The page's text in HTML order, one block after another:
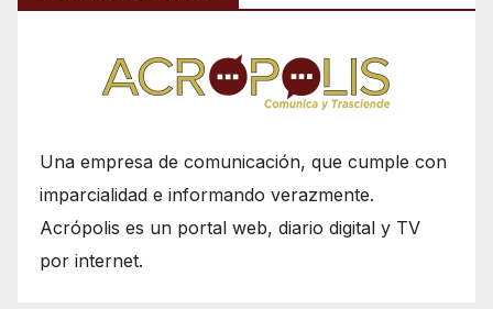
Una empresa de comunicación, que cumple con
imparcialidad e informando verazmente.
Acrópolis es un portal web, diario digital y TV
por internet.